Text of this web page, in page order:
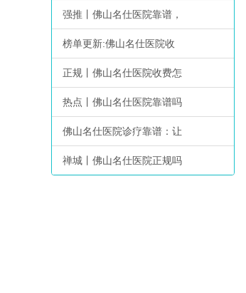
强推丨佛山名仕医院靠谱，
榜单更新:佛山名仕医院收
正规丨佛山名仕医院收费怎
热点丨佛山名仕医院靠谱吗
佛山名仕医院诊疗靠谱：让
禅城丨佛山名仕医院正规吗